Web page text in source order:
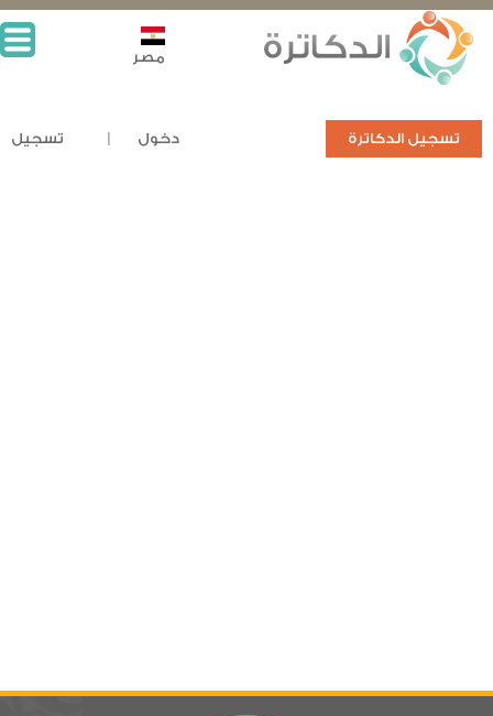
تسجيل الدكاترة دخول تسجيل
مصر